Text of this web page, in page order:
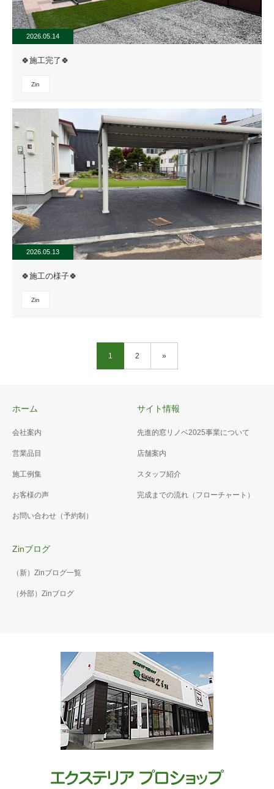
2026.05.14
🍀施工完了🍀
Zin
2026.05.13
🍀施工の様子🍀
Zin
1 2 »
ホーム
会社案内
営業品目
施工例集
お客様の声
お問い合わせ（予約制）
サイト情報
先進的窓リノベ2025事業について
店舗案内
スタッフ紹介
完成までの流れ（フローチャート）
Zinブログ
（新）Zinブログ一覧
（外部）Zinブログ